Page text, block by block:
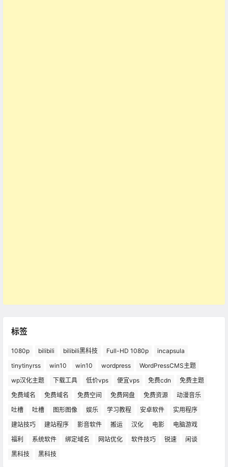
标签
1080p bilibili bilibili黑科技 Full-HD 1080p
incapsula
tinytinyrss
win10 win10 wordpress
WordPressCMS主题
wp汉化主题
下载工具 低价vps 便宜vps 免费cdn
免费主题
免费域名
免费域名 免费空间 免费网盘 免费资源
动漫音乐
吐槽
吐槽 图形图像 娱乐 学习教程 安卓软件
实用程序
建站技巧
建站程序 影音软件 搬运 汉化 电影
电脑游戏
福利
系统软件 绑定域名 网站优化 软件技巧 锐速
闲谈
黑科技
黑科技